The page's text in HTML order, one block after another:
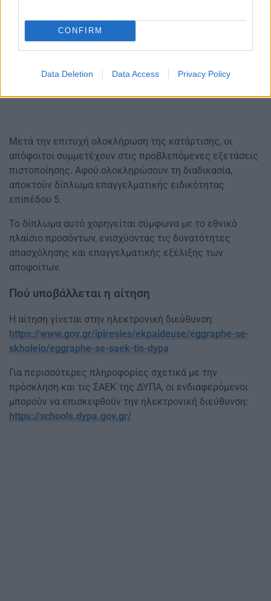
CONFIRM
Data Deletion Data Access Privacy Policy
1.200 διδακτικές ώρες ειδικότητας.
Το πέμπτο εξάμηνο περιλαμβάνει αμειβόμενη πρακτική
κατάρτιση συνδέεται με την πρακτική εμπειρία και την
Μετά την επιτυχή ολοκλήρωση της κατάρτισης, οι
απόφοιτοι συμμετέχουν στις προβλεπόμενες εξετάσεις
πιστοποίησης. Αφού ολοκληρώσουν τη διαδικασία,
αποκτούν δίπλωμα επαγγελματικής ειδικότητας
επιπέδου 5.
Το δίπλωμα αυτό χορηγείται σύμφωνα με το εθνικό
πλαίσιο προσόντων, ενισχύοντας τις δυνατότητες
απασχόλησης και επαγγελματικής εξέλιξης των
αποφοίτων.
Πού υποβάλλεται η αίτηση
Η αίτηση γίνεται στην ηλεκτρονική διεύθυνση:
https://www.gov.gr/ipiresies/ekpaideuse/eggraphe-se-
skholeio/eggraphe-se-saek-tis-dypa
Για περισσότερες πληροφορίες σχετικά με την
πρόσκληση και τις ΣΑΕΚ της ΔΥΠΑ, οι ενδιαφερόμενοι
μπορούν να επισκεφθούν την ηλεκτρονική διεύθυνση:
https://schools.dypa.gov.gr/